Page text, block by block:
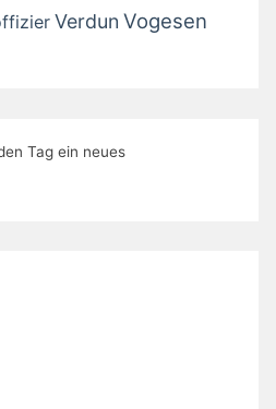
Verdun Vogesen
Tag ein neues